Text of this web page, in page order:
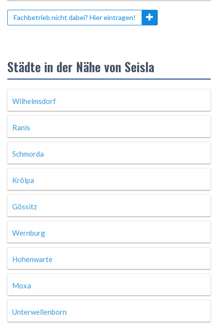
Fachbetrieb nicht dabei? Hier eintragen!
Städte in der Nähe von Seisla
Wilhelmsdorf
Ranis
Schmorda
Krölpa
Gössitz
Wernburg
Hohenwarte
Moxa
Unterwellenborn